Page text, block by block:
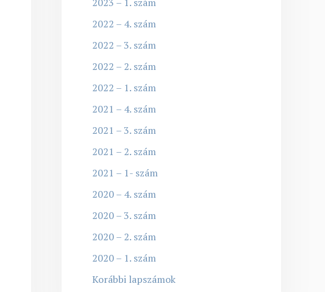
2022 – 4. szám
2022 – 3. szám
2022 – 2. szám
2022 – 1. szám
2021 – 4. szám
2021 – 3. szám
2021 – 2. szám
2021 – 1- szám
2020 – 4. szám
2020 – 3. szám
2020 – 2. szám
2020 – 1. szám
Korábbi lapszámok